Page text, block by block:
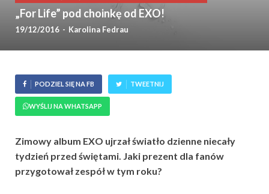
„For Life” pod choinkę od EXO!
19/12/2016 - Karolina Fedrau
PODZIEL SIĘ NA FB TWEETNIJ
WYŚLIJ NA WHATSAPP
Zimowy album EXO ujrzał światło dzienne niecały
tydzień przed świętami. Jaki prezent dla fanów
przygotował zespół w tym roku?